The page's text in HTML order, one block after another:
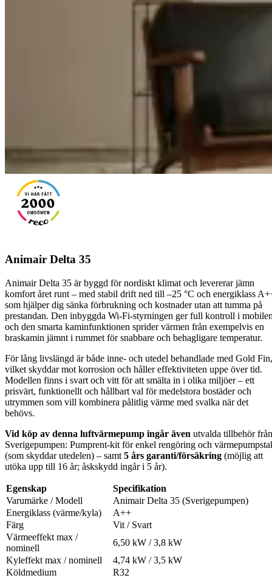
Animair Delta 35
Animair Delta 35 är byggd för nordiskt klimat och levererar jämn
komfort året runt – med stabil drift ned till –25 °C och energiklass
som hjälper dig sänka förbrukning och kostnader utan att tumma på
prestandan. Den inbyggda Wi-Fi-styrningen ger full kontroll i
och den smarta kaminfunktionen sprider värmen från exempelvis en
braskamin jämnt i rummet för snabbare och behagligare temperatur.
För lång livslängd är både inne- och utedel behandlade med Gold Fin,
vilket skyddar mot korrosion och håller effektiviteten uppe över tid.
Modellen finns i svart och vitt för att smälta in i olika miljöer – ett
prisvärt, funktionellt och hållbart val för medelstora bostäder och
utrymmen som vill kombinera pålitlig värme med svalka när det
behövs.
Vid köp av denna luftvärmepump ingår även utvalda tillbehör från
Sverigepumpen: Pumprent-kit för enkel rengöring och
(som skyddar utedelen) – samt 5 års garanti/försäkring (möjlig att
utöka upp till 16 år; åsk­skydd ingår i 5 år).
Egenskap
Specifikation
Varumärke / Modell
Animair Delta 35 (Sverigepumpen)
Energiklass (värme/kyla)
A++
Färg
Vit / Svart
Värmeeffekt max /
nominell
6,50 kW / 3,8 kW
Kyleffekt max / nominell
4,74 kW / 3,5 kW
Köldmedium
R32